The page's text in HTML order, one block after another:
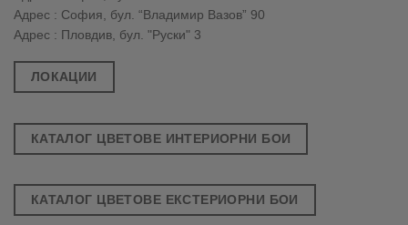
Адрес : София, бул. “Владимир Вазов” 90
Адрес : Пловдив, бул. "Руски" 3
ЛОКАЦИИ
КАТАЛОГ ЦВЕТОВЕ ИНТЕРИОРНИ БОИ
КАТАЛОГ ЦВЕТОВЕ ЕКСТЕРИОРНИ БОИ